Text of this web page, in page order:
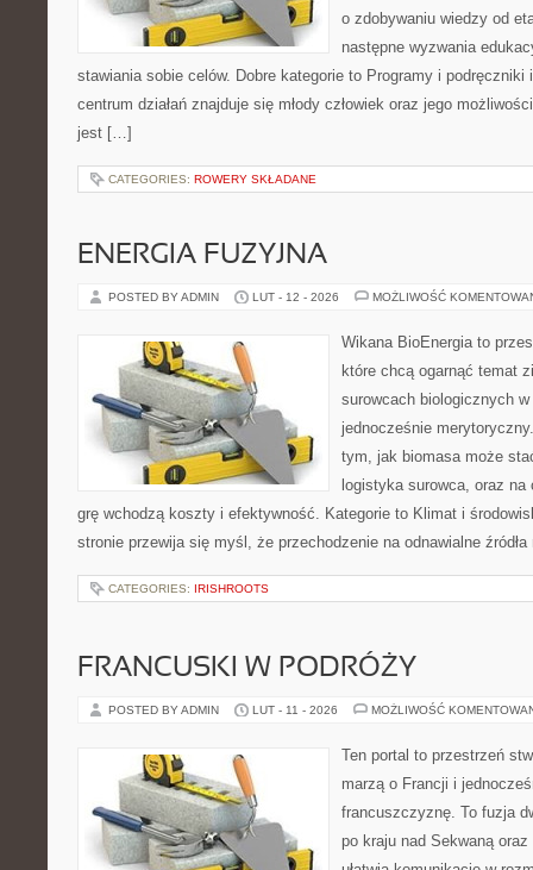
o zdobywaniu wiedzy od
następne wyzwania
stawiania sobie celów. Dobre kategorie to Programy i podręczniki
centrum działań znajduje się młody człowiek oraz jego
jest […]
CATEGORIES: ROWERY SKŁADANE
ENERGIA FUZYJNA
POSTED BY ADMIN LUT - 12 - 2026 MOŻLIWOŚĆ
Wikana BioEnergia to
które chcą ogarnąć temat
surowcach biologicznych
jednocześnie
tym, jak biomasa może
logistyka surowca, oraz
grę wchodzą koszty i efektywność. Kategorie to Klimat i
stronie przewija się myśl, że przechodzenie na odnawialne
CATEGORIES: IRISHROOTS
FRANCUSKI W PODRÓŻY
POSTED BY ADMIN LUT - 11 - 2026 MOŻLIWOŚĆ
Ten portal to przestrzeń
marzą o Francji i
francuszczyznę. To fuzja
po kraju nad Sekwaną